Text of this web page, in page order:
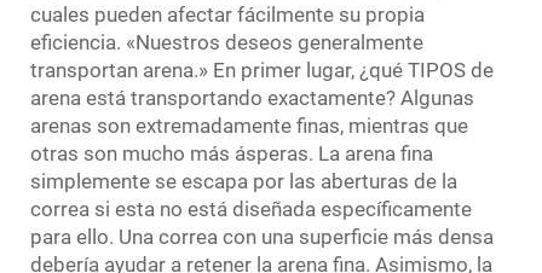
cuales pueden afectar fácilmente su propia
eficiencia. «Nuestros deseos generalmente
transportan arena.» En primer lugar, ¿qué TIPOS de
arena está transportando exactamente? Algunas
arenas son extremadamente finas, mientras que
otras son mucho más ásperas. La arena fina
simplemente se escapa por las aberturas de la
correa si esta no está diseñada específicamente
para ello. Una correa con una superficie más densa
debería ayudar a retener la arena fina. Asimismo, la